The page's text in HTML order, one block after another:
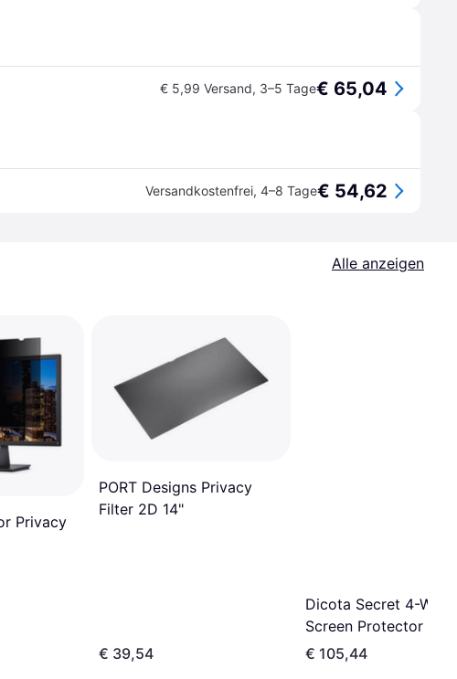
€ 5,99 Versand, 3–5 Tage€ 65,04
Versandkostenfrei, 4–8 Tage€ 54,62
Alle anzeigen
Privacy
PORT Designs Privacy
Filter 2D 14"
€ 39,54
Dicota Secret 4-Way
Screen Protector
Pro 12.9)
€ 105,44